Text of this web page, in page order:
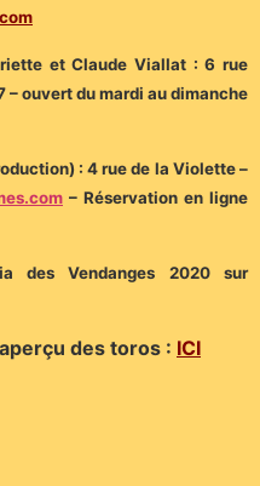
et Claude Viallat : 6 rue
ouvert du mardi au dimanche
: 4 rue de la Violette –
– Réservation en ligne
des Vendanges 2020 sur
des toros : ICI